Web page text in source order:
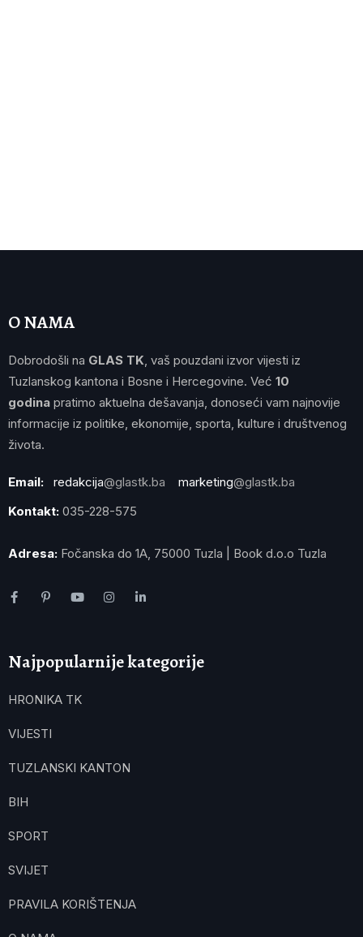
O NAMA
Dobrodošli na GLAS TK , vaš pouzdani izvor vijesti iz
Tuzlanskog kantona i Bosne i Hercegovine. Već 10
godina pratimo aktuelna dešavanja, donoseći vam najnovije
informacije iz politike, ekonomije, sporta, kulture i društvenog
života.
Email: redakcija@glastk.ba marketing@glastk.ba
Kontakt: 035-228-575
Adresa: Fočanska do 1A, 75000 Tuzla | Book d.o.o Tuzla
Najpopularnije kategorije
HRONIKA TK
VIJESTI
TUZLANSKI KANTON
BIH
SPORT
SVIJET
PRAVILA KORIŠTENJA